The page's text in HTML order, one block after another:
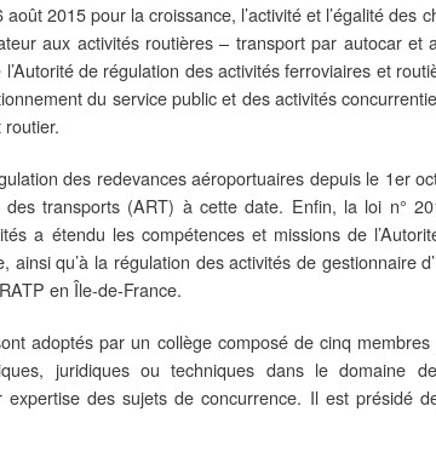
2015 pour la croissance, l’activité et l’égalité des
aux activités routières – transport par autocar et
l’Autorité de régulation des activités ferroviaires et
du service public et des activités
des redevances aéroportuaires depuis le 1er
des transports (ART) à cette date. Enfin, la loi n°
a étendu les compétences et missions de
ainsi qu’à la régulation des activités de gestionnaire
en Île-de-France.
adoptés par un collège composé de cinq
juridiques ou techniques dans le domaine
des sujets de concurrence. Il est présidé